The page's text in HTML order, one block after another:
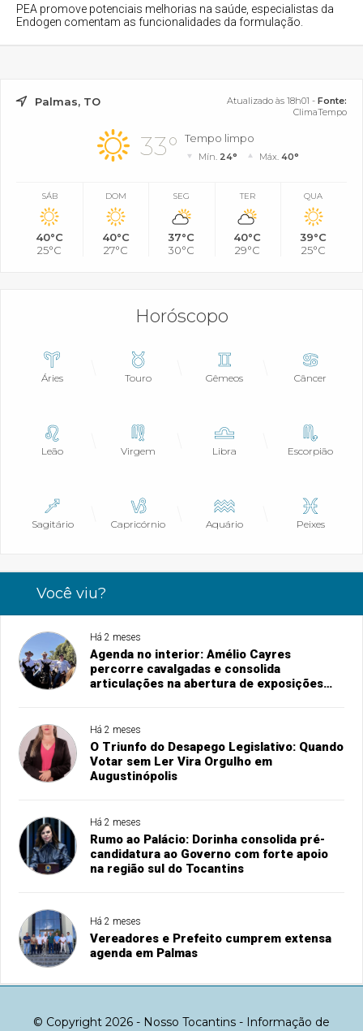
PEA promove potenciais melhorias na saúde, especialistas da
Endogen comentam as funcionalidades da formulação.
Palmas, TO Atualizado às 18h01 - Fonte:
ClimaTempo
33° Tempo limpo
Mín. 24° Máx.40°
SÁB
40°C
25°C
DOM
40°C
27°C
SEG
37°C
30°C
TER
40°C
29°C
QUA
39°C
25°C
Horóscopo
Áries Touro Gêmeos Câncer
Leão Virgem Libra Escorpião
Sagitário Capricórnio Aquário Peixes
Você viu?
Há 2 meses
Agenda no interior: Amélio Cayres
percorre cavalgadas e consolida
articulações na abertura de exposições
Há 2 meses
O Triunfo do Desapego Legislativo: Quando
Votar sem Ler Vira Orgulho em
Augustinópolis
Há 2 meses
Rumo ao Palácio: Dorinha consolida pré-
candidatura ao Governo com forte apoio
na região sul do Tocantins
Há 2 meses
Vereadores e Prefeito cumprem extensa
agenda em Palmas
© Copyright 2026 - Nosso Tocantins - Informação de